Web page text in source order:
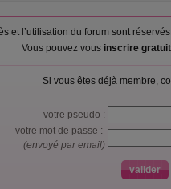
et l’utilisation du forum sont
Vous pouvez vous inscrire
Si vous êtes déjà membre,
votre pseudo :
votre mot de passe :
(envoyé par email)